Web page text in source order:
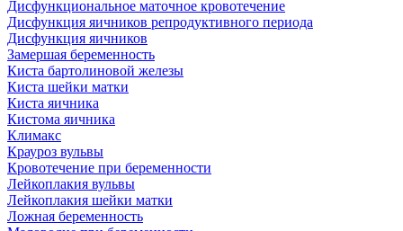
Дисфункциональное маточное кровотечение
Дисфункция яичников репродуктивного периода
Дисфункция яичников
Замершая беременность
Киста бартолиновой железы
Киста шейки матки
Киста яичника
Кистома яичника
Климакс
Крауроз вульвы
Кровотечение при беременности
Лейкоплакия вульвы
Лейкоплакия шейки матки
Ложная беременность